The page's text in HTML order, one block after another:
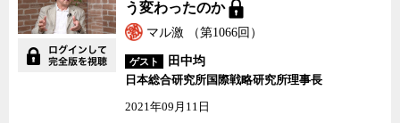
う変わったのか
マル激 （第1066回）
ゲスト
田中均
日本総合研究所国際戦略研究所理事長
2021年09月11日